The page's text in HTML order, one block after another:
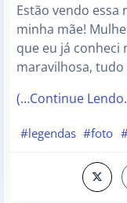
Estão vendo essa
minha mãe!
que eu já conheci
maravilhosa,
(…Continue
#legendas #foto